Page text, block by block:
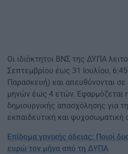
Οι ιδιόκτητοι ΒΝΣ της ΔΥΠΑ
Σεπτεμβρίου έως 31 Ιουλίου,
Παρασκευή) και απευθύνονται
μηνών έως 4 ετών. Εφαρμόζεται
δημιουργικής απασχόλησης για
εκπαιδευτική και ψυχοσωματική
Επίδομα γονικής άδειας: Ποιοί
ευρώ τον μήνα από τη ΔΥΠΑ